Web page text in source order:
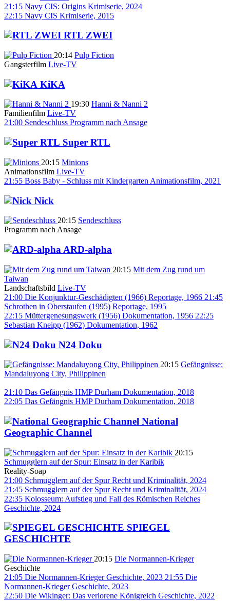
21:15 Navy CIS: Origins Krimiserie, 2024
22:15 Navy CIS Krimiserie, 2015
RTL ZWEI
20:14 Pulp Fiction
Gangsterfilm Live-TV
KiKA
19:30 Hanni & Nanni 2
Familienfilm Live-TV
21:00 Sendeschluss Programm nach Ansage
Super RTL
20:15 Minions
Animationsfilm Live-TV
21:55 Boss Baby - Schluss mit Kindergarten Animationsfilm, 2021
Nick
20:15 Sendeschluss
Programm nach Ansage
ARD-alpha
20:15 Mit dem Zug rund um
Taiwan
Landschaftsbild Live-TV
21:00 Die Konjunktur-Geschädigten (1966) Reportage, 1966 21:45
Schrothen in Oberstaufen (1995) Reportage, 1995
22:15 Müttergenesungswerk (1956) Dokumentation, 1956 22:25
Sebastian Kneipp (1962) Dokumentation, 1962
N24 Doku
20:15 Gefängnisse:
Mandaluyong City, Philippinen
21:10 Das Gefängnis HMP Durham Dokumentation, 2018
22:05 Das Gefängnis HMP Durham Dokumentation, 2018
National
Geographic Channel
20:15
Schmugglern auf der Spur: Einsatz in der Karibik
Reality-Soap
21:00 Schmugglern auf der Spur Recht und Kriminalität, 2024
21:45 Schmugglern auf der Spur Recht und Kriminalität, 2024
22:35 Kolosseum: Aufstieg und Fall des Römischen Reiches
Geschichte, 2024
SPIEGEL
GESCHICHTE
20:15 Die Normannen-Krieger
Geschichte
21:05 Die Normannen-Krieger Geschichte, 2023 21:55 Die
Normannen-Krieger Geschichte, 2023
22:50 Die Wikinger: Das verlorene Königreich Geschichte, 2022